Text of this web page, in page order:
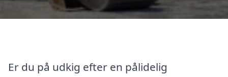
Er du på udkig efter en pålidelig